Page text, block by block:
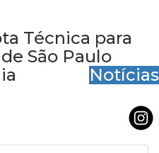
Técnica para
São Paulo
Notícias